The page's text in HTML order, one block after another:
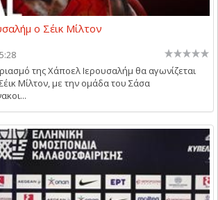
ο Σέικ Μίλτον
της Χάποελ Ιερουσαλήμ θα αγωνίζεται
Μίλτον, με την ομάδα του Σάσα